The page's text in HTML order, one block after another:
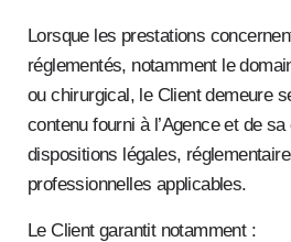
Lorsque les prestations
réglementés, notamment le
ou chirurgical, le Client demeure
contenu fourni à l’Agence et de
dispositions légales,
professionnelles applicables.
Le Client garantit notamment :